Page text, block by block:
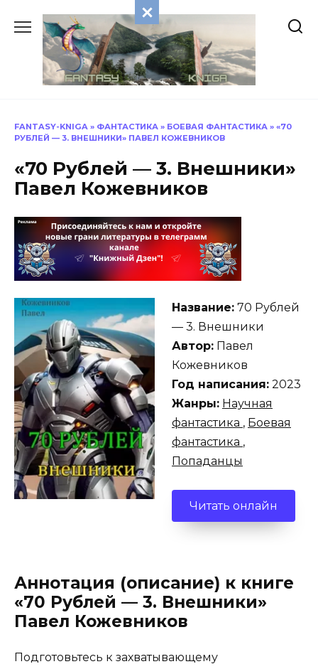
содержанию
FANTASY-KNIGA » ФАНТАСТИКА » БОЕВАЯ ФАНТАСТИКА » «70
РУБЛЕЙ — 3. ВНЕШНИКИ» ПАВЕЛ КОЖЕВНИКОВ
«70 Рублей — 3. Внешники»
Павел Кожевников
Название: 70 Рублей
— 3. Внешники
Автор: Павел
Кожевников
Год написания: 2023
Жанры: Научная
фантастика , Боевая
фантастика ,
Попаданцы
Читать онлайн
Аннотация (описание) к книге
«70 Рублей — 3. Внешники»
Павел Кожевников
Подготовьтесь к захватывающему